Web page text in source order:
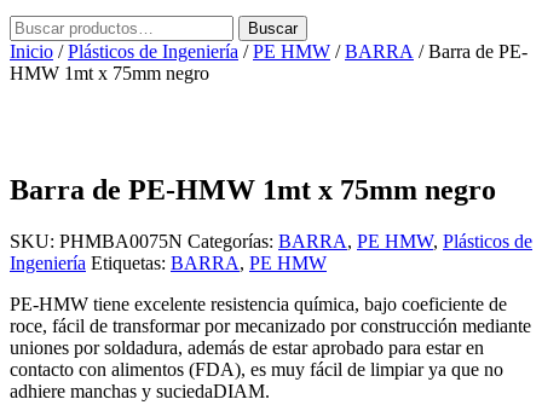
Buscar
por:
Buscar
Inicio /Plásticos de Ingeniería /PE HMW /BARRA / Barra de PE-
HMW 1mt x 75mm negro
Barra de PE-HMW 1mt x 75mm negro
SKU: PHMBA0075N Categorías: BARRA, PE HMW, Plásticos de
Ingeniería Etiquetas: BARRA, PE HMW
PE-HMW tiene excelente resistencia química, bajo coeficiente de
roce, fácil de transformar por mecanizado por construcción mediante
uniones por soldadura, además de estar aprobado para estar en
contacto con alimentos (FDA), es muy fácil de limpiar ya que no
adhiere manchas y suciedaDIAM.